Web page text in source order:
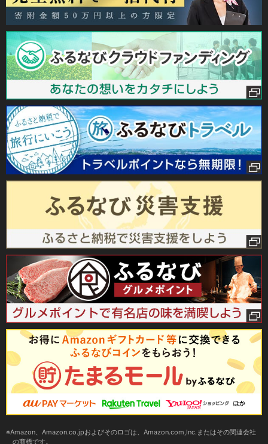
Amazon、Amazon.co.jpおよびそのロゴは、Amazon.com,Inc.またはその関連会社
の商標です。